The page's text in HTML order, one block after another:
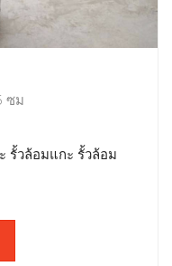
ซม
รั้วล้อมแกะ รั้วล้อม